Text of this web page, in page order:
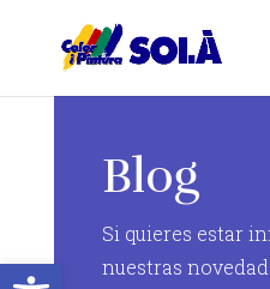
Abrir barra de herramientas
Blog
Si quieres estar
nuestras